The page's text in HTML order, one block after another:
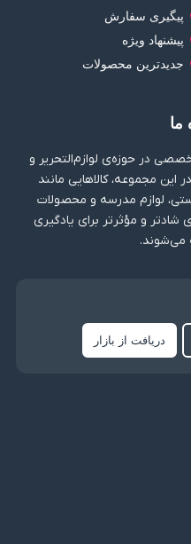
پیگیری سفارش
پیشنهاد ویژه
جدیدترین محصولات
ما
در حوزه‌ی لوازم‌التحریر و
مجموعه، کالاهایی مانند
لوازم مدرسه و محصولات
و مؤثرتر برای یادگیری
می‌شوند.
دریافت از بازار